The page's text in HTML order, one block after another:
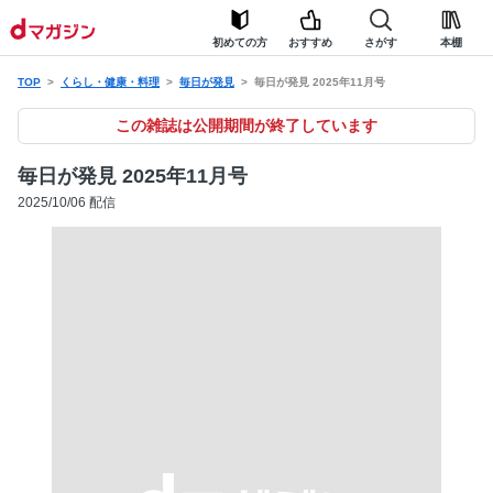
初めての方 おすすめ さがす 本棚
TOP くらし・健康・料理 毎日が発見 毎日が発見 2025年11月号
この雑誌は公開期間が終了しています
毎日が発見 2025年11月号
2025/10/06 配信